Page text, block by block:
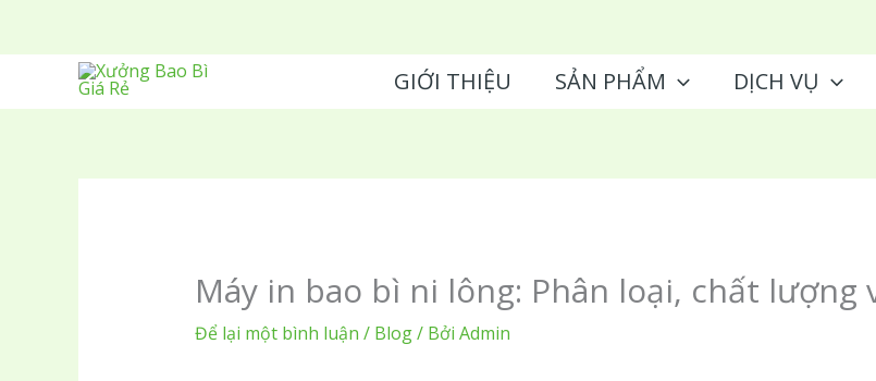
GIỚI THIỆU SẢN PHẨM DỊCH VỤ
Máy in bao bì ni lông: Phân loại, chất
Để lại một bình luận / Blog/ Bởi Admin